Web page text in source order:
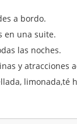
a bordo.
en una suite.
las noches.
y atracciones
limonada,té